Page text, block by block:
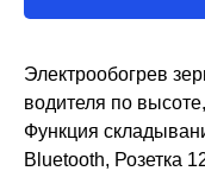
Электрообогрев
водителя по
Функция
Bluetooth, Розетка